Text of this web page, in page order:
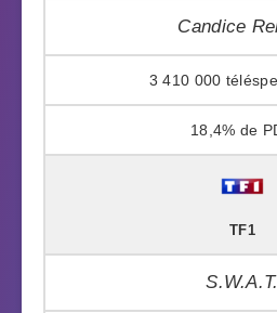
Candice
3 410 000
18,4%
TF1
S.W.A.T.